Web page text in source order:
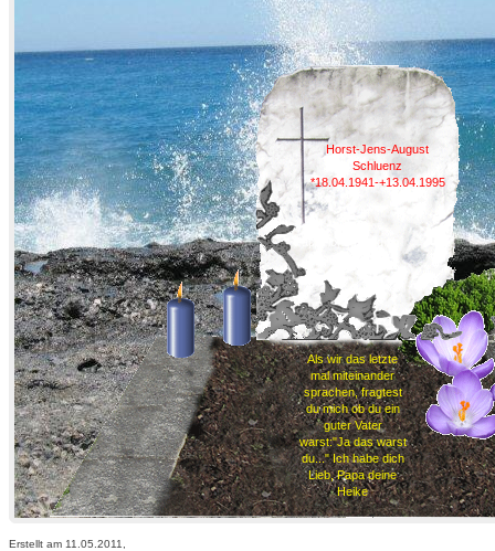
Horst-Jens-August
Schluenz
*18.04.1941-+13.04.1995
Als wir das letzte
mal miteinander
sprachen, fragtest
du mich ob du ein
guter Vater
warst:"Ja das warst
du..." Ich habe dich
Lieb, Papa deine
Heike
Papa, ich habe dich
Erstellt am 11.05.2011,